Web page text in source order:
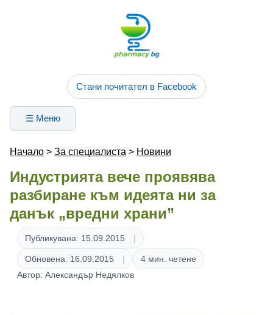
Стани почитател в Facebook
☰ Меню
Начало > За специалиста > Новини
Индустрията вече проявява
разбиране към идеята ни за
данък „вредни храни”
Публикувана: 15.09.2015
Обновена: 16.09.2015
4 мин. четене
Автор: Александър Недялков